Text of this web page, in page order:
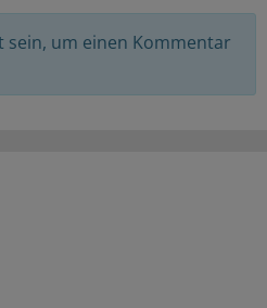
sein, um einen Kommentar